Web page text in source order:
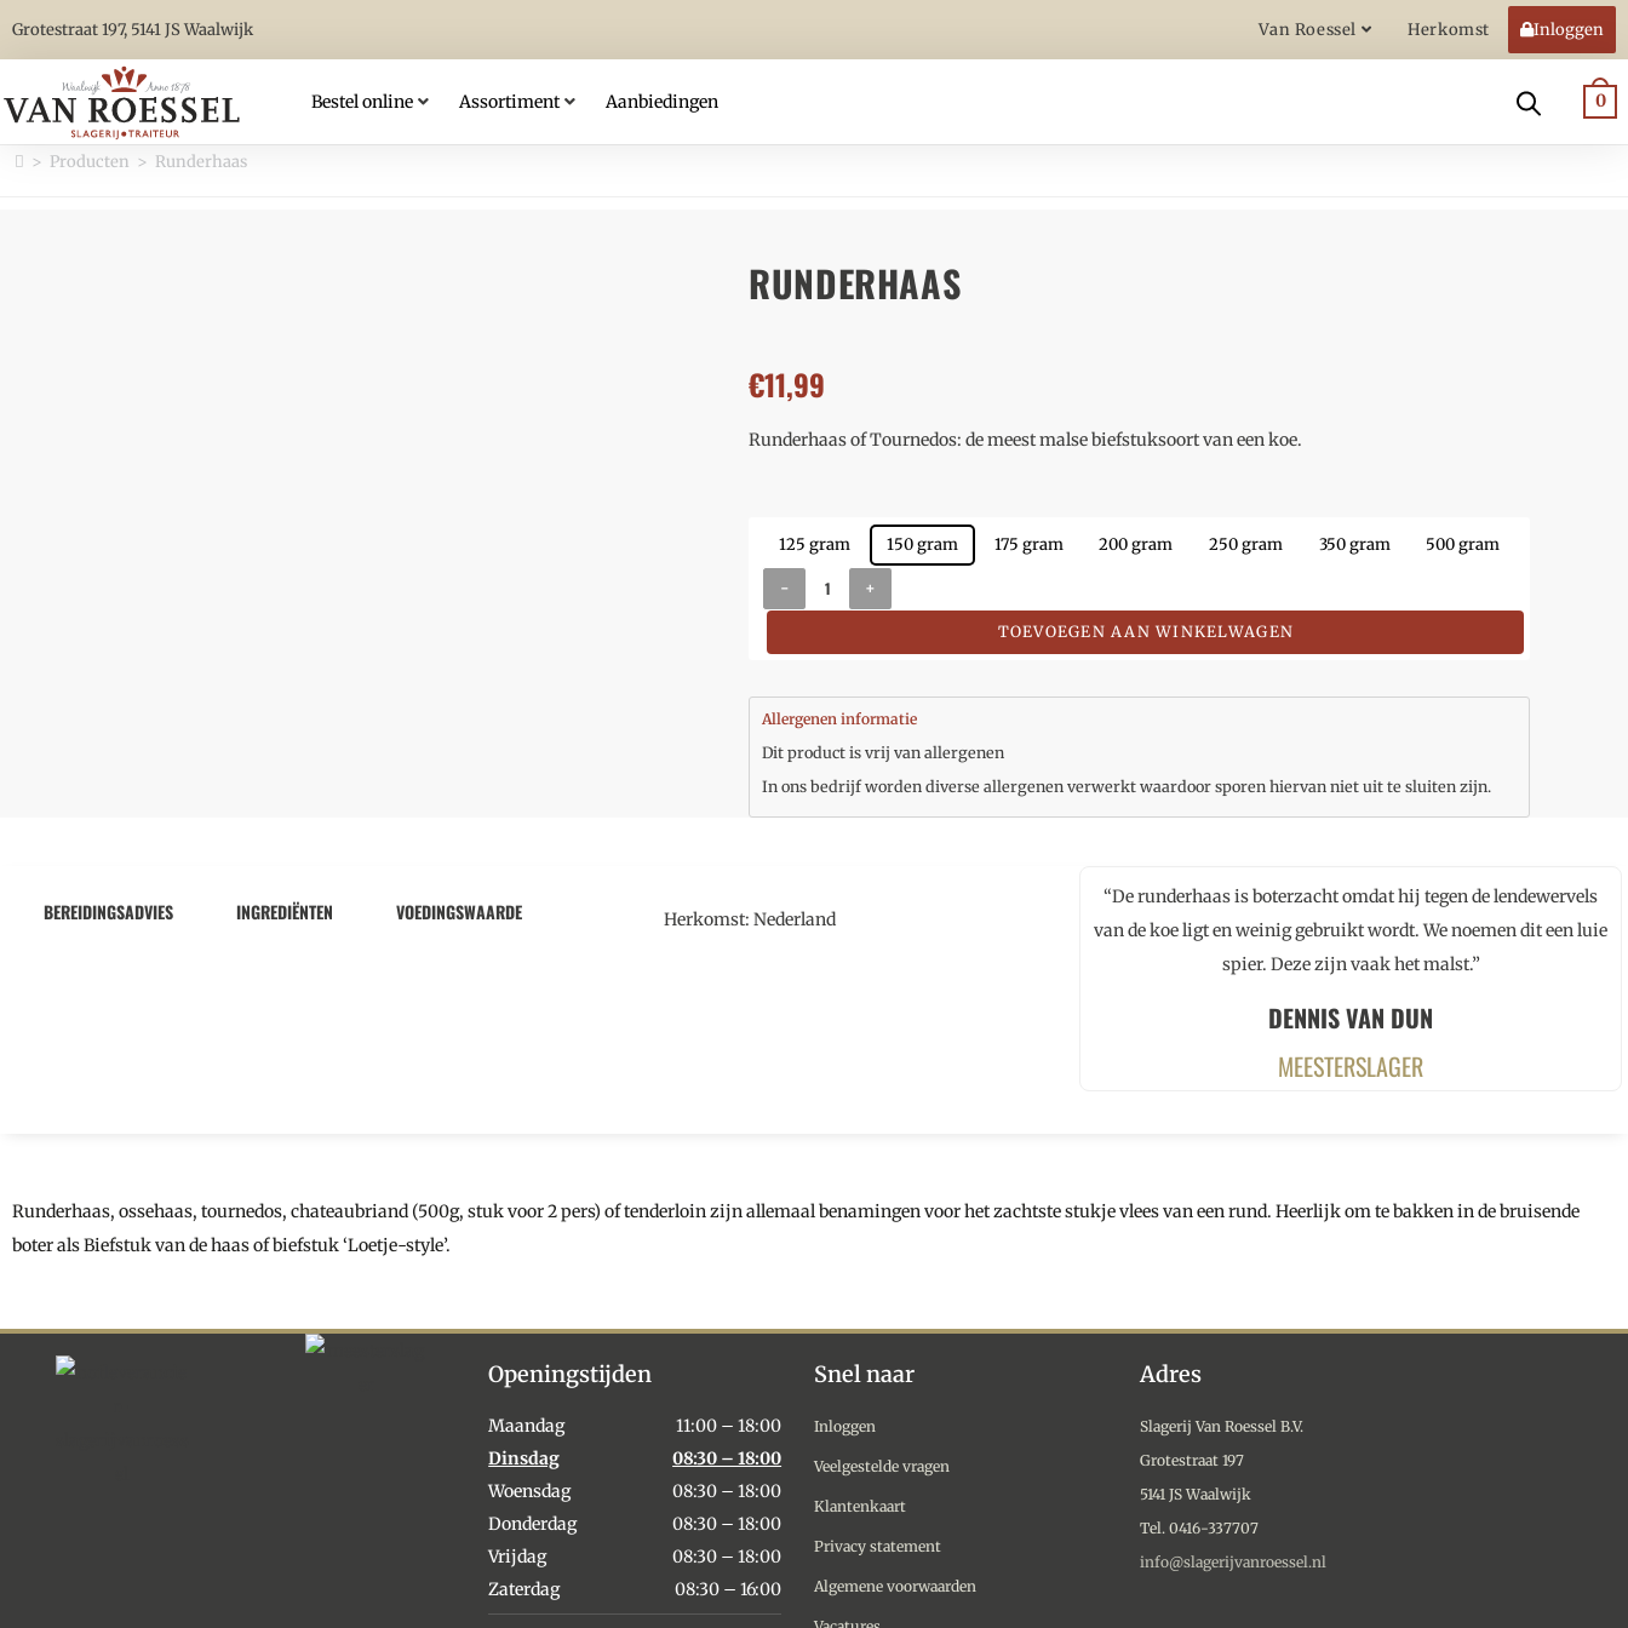
Grotestraat 197, 5141 JS Waalwijk Van Roessel Herkomst Inloggen
Bestel online Assortiment Aanbiedingen 0
> Producten > Runderhaas
RUNDERHAAS
€11,99
Runderhaas of Tournedos: de meest malse biefstuksoort van een koe.
125 gram 150 gram 175 gram 200 gram 250 gram 350 gram 500 gram
- +
TOEVOEGEN AAN WINKELWAGEN
Allergenen informatie
Dit product is vrij van allergenen
In ons bedrijf worden diverse allergenen verwerkt waardoor sporen hiervan niet uit te sluiten zijn.
BEREIDINGSADVIES INGREDIËNTEN VOEDINGSWAARDE Herkomst: Nederland
“De runderhaas is boterzacht omdat hij tegen de lendewervels
van de koe ligt en weinig gebruikt wordt. We noemen dit een luie
spier. Deze zijn vaak het malst.”
DENNIS VAN DUN
MEESTERSLAGER
Runderhaas, ossehaas, tournedos, chateaubriand (500g, stuk voor 2 pers) of tenderloin zijn allemaal benamingen voor het zachtste stukje vlees van een rund. Heerlijk om te bakken in de bruisende
boter als Biefstuk van de haas of biefstuk ‘Loetje-style’.
Openingstijden
Maandag
11:00 – 18:00
Dinsdag
08:30 – 18:00
Woensdag
08:30 – 18:00
Donderdag
08:30 – 18:00
Vrijdag
08:30 – 18:00
Zaterdag
08:30 – 16:00
Snel naar
Inloggen
Veelgestelde vragen
Klantenkaart
Privacy statement
Algemene voorwaarden
Adres
Slagerij Van Roessel B.V.
Grotestraat 197
5141 JS Waalwijk
Tel. 0416-337707
info@slagerijvanroessel.nl